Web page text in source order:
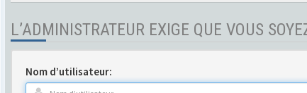
L’ADMINISTRATEUR EXIGE QUE VOUS
Nom d’utilisateur: